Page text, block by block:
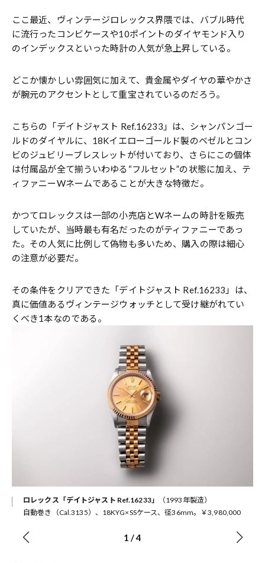
ここ最近、ヴィンテージロレックス界隈では、バブル時代
に流行ったコンビケースや10ポイントのダイヤモンド入り
のインデックスといった時計の人気が急上昇している。
どこか懐かしい雰囲気に加えて、貴金属やダイヤの華やかさ
が腕元のアクセントとして重宝されているのだろう。
こちらの「デイトジャスト Ref.16233」は、シャンパンゴー
ルドのダイヤルに、18Kイエローゴールド製のベゼルとコン
ビのジュビリーブレスレットが付いており、さらにこの個体
は付属品が全て揃ういわゆる“フルセット”の状態に加え、テ
ィファニーWネームであることが大きな特徴だ。
かつてロレックスは一部の小売店とWネームの時計を販売
していたが、当時最も有名だったのがティファニーであっ
た。その人気に比例して偽物も多いため、購入の際は細心
の注意が必要だ。
その条件をクリアできた「デイトジャスト Ref.16233」は、
真に価値あるヴィンテージウォッチとして受け継がれてい
くべき1本なのである。
ロレックス「デイトジャスト Ref.16233」
（1993年製造）
自動巻き（Cal.3135）、18KYG×SSケース、径36mm。￥3,980,000
1 /4